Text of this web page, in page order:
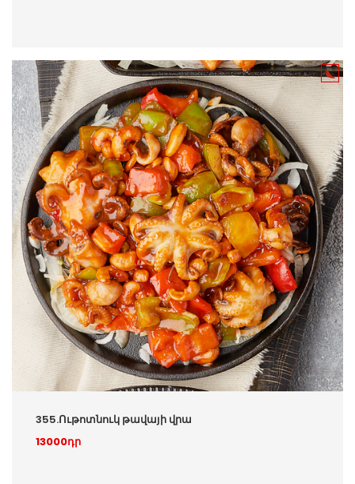
355.Ութոտնուկ թավայի վրա
13000դր